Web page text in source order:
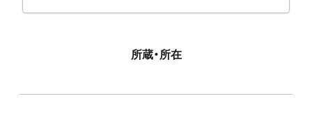
所蔵・所在